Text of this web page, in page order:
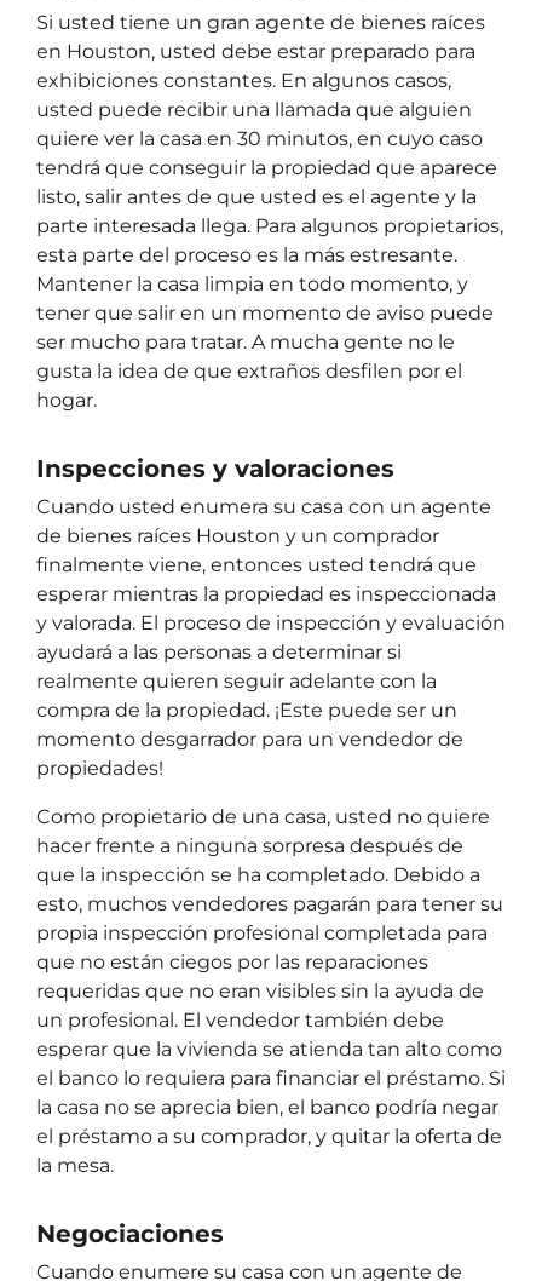
Si usted tiene un gran agente de bienes raíces
en Houston, usted debe estar preparado para
exhibiciones constantes. En algunos casos,
usted puede recibir una llamada que alguien
quiere ver la casa en 30 minutos, en cuyo caso
tendrá que conseguir la propiedad que aparece
listo, salir antes de que usted es el agente y la
parte interesada llega. Para algunos propietarios,
esta parte del proceso es la más estresante.
Mantener la casa limpia en todo momento, y
tener que salir en un momento de aviso puede
ser mucho para tratar. A mucha gente no le
gusta la idea de que extraños desfilen por el
hogar.
Inspecciones y valoraciones
Cuando usted enumera su casa con un agente
de bienes raíces Houston y un comprador
finalmente viene, entonces usted tendrá que
esperar mientras la propiedad es inspeccionada
y valorada. El proceso de inspección y evaluación
ayudará a las personas a determinar si
realmente quieren seguir adelante con la
compra de la propiedad. ¡Este puede ser un
momento desgarrador para un vendedor de
propiedades!
Como propietario de una casa, usted no quiere
hacer frente a ninguna sorpresa después de
que la inspección se ha completado. Debido a
esto, muchos vendedores pagarán para tener su
propia inspección profesional completada para
que no están ciegos por las reparaciones
requeridas que no eran visibles sin la ayuda de
un profesional. El vendedor también debe
esperar que la vivienda se atienda tan alto como
el banco lo requiera para financiar el préstamo. Si
la casa no se aprecia bien, el banco podría negar
el préstamo a su comprador, y quitar la oferta de
la mesa.
Negociaciones
Cuando enumere su casa con un agente de